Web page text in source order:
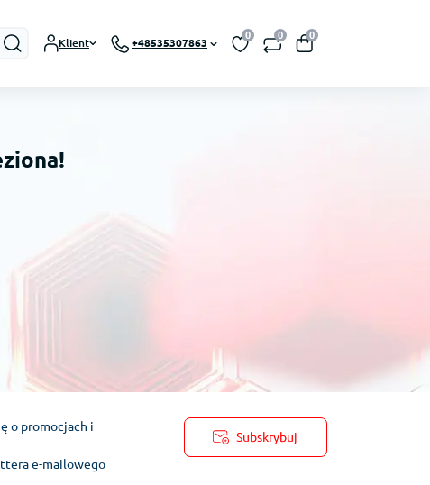
Klient +48535307863
0 0 0
o promocjach i
e-mailowego
Subskrybuj